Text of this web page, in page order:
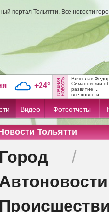
портал Тольятти. Все новости
+24°
Вячеслав
Симановский
развитие ...
все новости
Видео Фотоотчеты
Тольятти
Город /
Автоновости